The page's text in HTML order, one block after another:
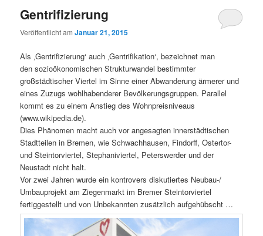
Gentrifizierung
Veröffentlicht amJanuar 21, 2015
Als ‚Gentrifizierung‘ auch ‚Gentrifikation‘, bezeichnet man
den sozioökonomischen Strukturwandel bestimmter
großstädtischer Viertel im Sinne einer Abwanderung ärmerer und
eines Zuzugs wohlhabenderer Bevölkerungsgruppen. Parallel
kommt es zu einem Anstieg des Wohnpreisniveaus
(www.wikipedia.de).
Dies Phänomen macht auch vor angesagten innerstädtischen
Stadtteilen in Bremen, wie Schwachhausen, Findorff, Ostertor-
und Steintorviertel, Stephaniviertel, Peterswerder und der
Neustadt nicht halt.
Vor zwei Jahren wurde ein kontrovers diskutiertes Neubau-/
Umbauprojekt am Ziegenmarkt im Bremer Steintorviertel
fertiggestellt und von Unbekannten zusätzlich aufgehübscht …